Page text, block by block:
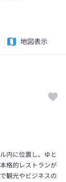
地図表示
内に位置し、ゆと
格的レストランが
観光やビジネスの